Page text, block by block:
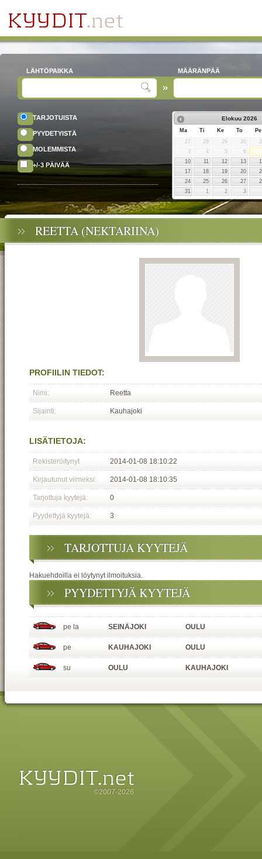
LÄHTÖPAIKKA MÄÄRÄNPÄÄ
TARJOTUISTA
PYYDETYISTÄ
MOLEMMISTA
+/-3 PÄIVÄÄ
Elokuu 2026
Ma Ti Ke To
Pe
27
28 29 30
3
4 5
6
10
11 12 13
17
18 19 20
24
25 26 27
31
1 2 3
REETTA (NEKTARIINA)
PROFIILIN TIEDOT:
Nimi: Reetta
Sijainti: Kauhajoki
LISÄTIETOJA:
Rekisteröitynyt 2014-01-08 18:10:22
Kirjautunut viimeksi: 2014-01-08 18:10:35
Tarjottuja kyytejä: 0
Pyydettyjä kyytejä: 3
TARJOTTUJA KYYTEJÄ
Hakuehdoilla ei löytynyt ilmoituksia.
PYYDETTYJÄ KYYTEJÄ
pe la SEINÄJOKI OULU
pe KAUHAJOKI OULU
su OULU KAUHAJOKI
©2007-2026